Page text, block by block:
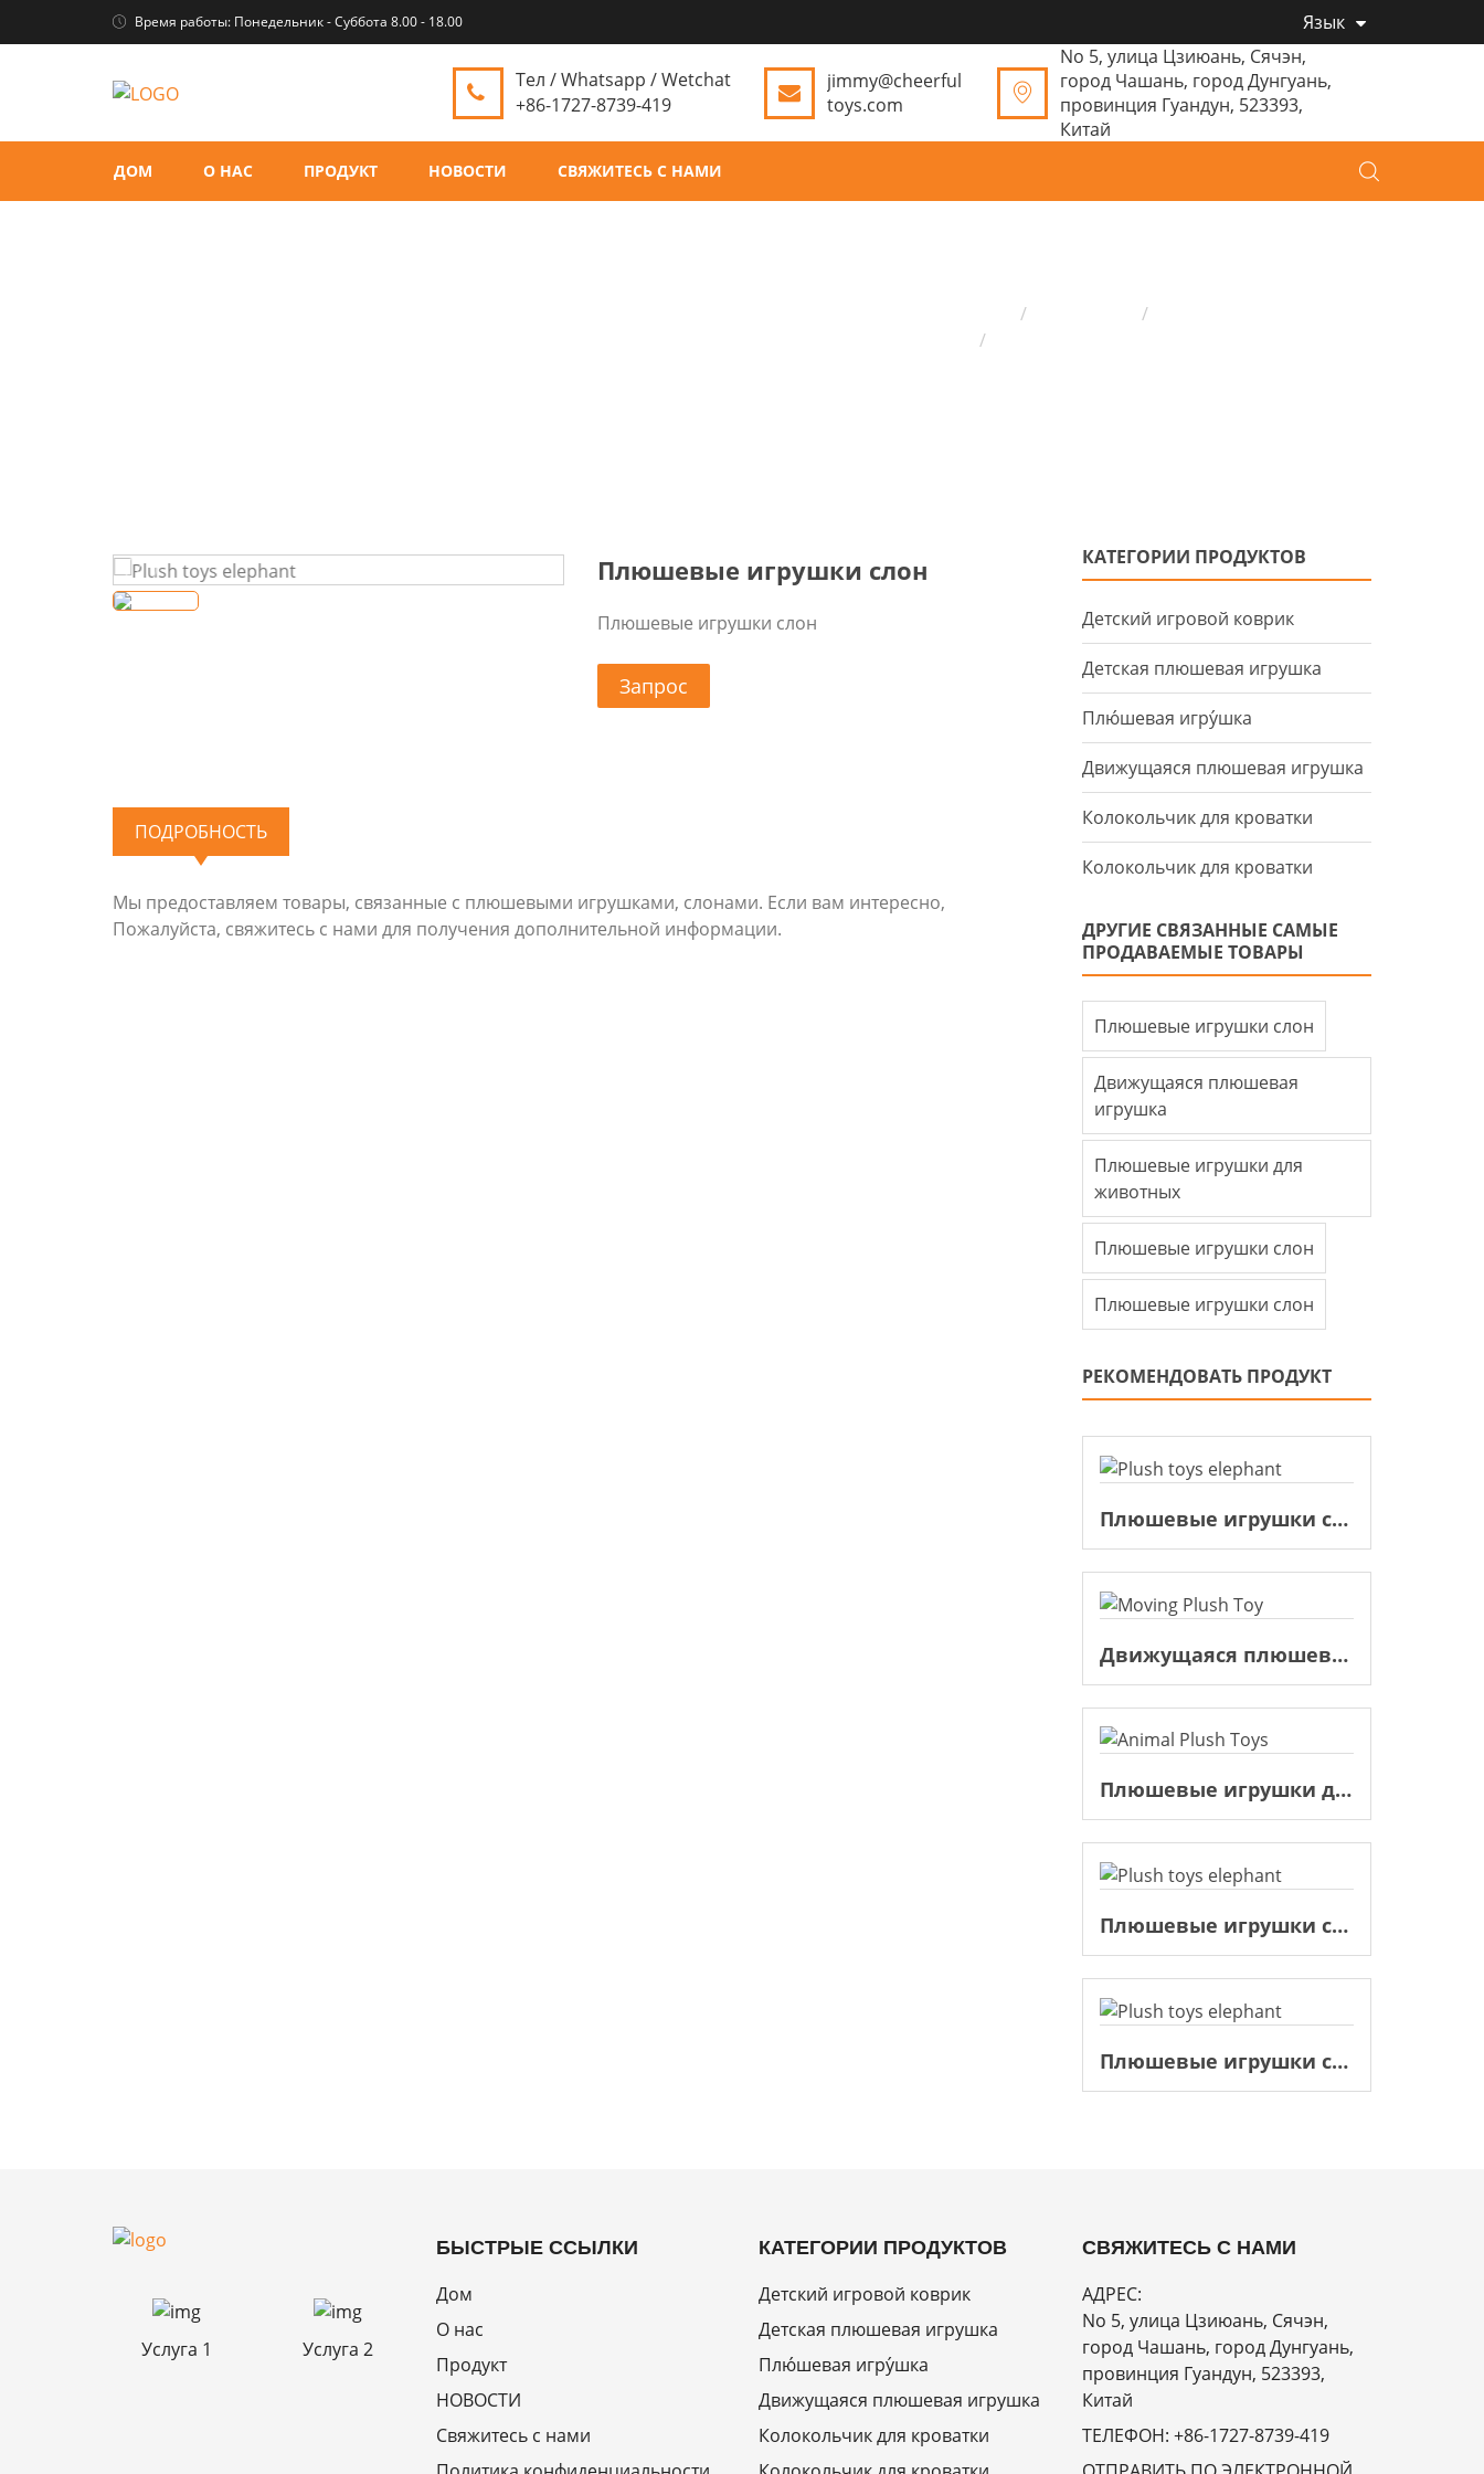
Время работы: Понедельник - Суббота 8.00 - 18.00 Язык
Тел / Whatsapp / Wetchat
+86-1727-8739-419
jimmy@cheerful
toys.com
No 5, улица Цзиюань, Сячэн,
город Чашань, город Дунгуань,
провинция Гуандун, 523393,
Китай
ДОМ О НАС ПРОДУКТ НОВОСТИ СВЯЖИТЕСЬ С НАМИ
Плюшевые игрушки слон
Плюшевые игрушки слон
Запрос
ПОДРОБНОСТЬ
Мы предоставляем товары, связанные с плюшевыми игрушками, слонами. Если вам интересно,
Пожалуйста, свяжитесь с нами для получения дополнительной информации.
КАТЕГОРИИ ПРОДУКТОВ
Детский игровой коврик
Детская плюшевая игрушка
Плю́шевая игру́шка
Движущаяся плюшевая игрушка
Колокольчик для кроватки
Колокольчик для кроватки
ДРУГИЕ СВЯЗАННЫЕ САМЫЕ
ПРОДАВАЕМЫЕ ТОВАРЫ
Плюшевые игрушки слон
Движущаяся плюшевая
игрушка
Плюшевые игрушки для
животных
Плюшевые игрушки слон
Плюшевые игрушки слон
РЕКОМЕНДОВАТЬ ПРОДУКТ
Плюшевые игрушки слон
Движущаяся плюшевая игрушка
Плюшевые игрушки для животных
Плюшевые игрушки слон
Плюшевые игрушки слон
Услуга 1 Услуга 2
БЫСТРЫЕ ССЫЛКИ
Дом
О нас
Продукт
НОВОСТИ
Свяжитесь с нами
КАТЕГОРИИ ПРОДУКТОВ
Детский игровой коврик
Детская плюшевая игрушка
Плю́шевая игру́шка
Движущаяся плюшевая игрушка
Колокольчик для кроватки
СВЯЖИТЕСЬ С НАМИ
АДРЕС:
No 5, улица Цзиюань, Сячэн,
город Чашань, город Дунгуань,
провинция Гуандун, 523393,
Китай
ТЕЛЕФОН: +86-1727-8739-419